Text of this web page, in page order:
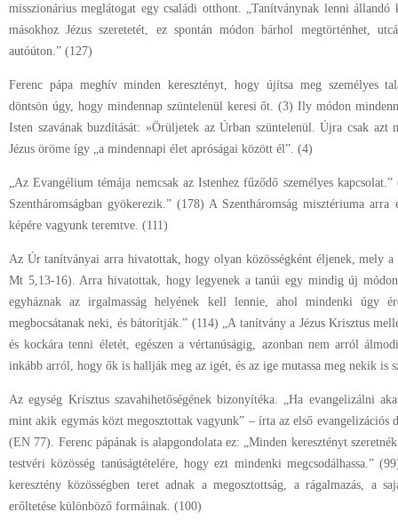
misszionárius meglátogat egy családi otthont. „Tanítványnak lenni
másokhoz Jézus szeretetét, ez spontán módon bárhol megtörténhet,
autóúton.” (127)
Ferenc pápa meghív minden keresztényt, hogy újítsa meg személyes
döntsön úgy, hogy mindennap szüntelenül keresi őt. (3) Ily módon
Isten szavának buzdítását: »Örüljetek az Úrban szüntelenül. Újra csak
Jézus öröme így „a mindennapi élet apróságai között él”. (4)
„Az Evangélium témája nemcsak az Istenhez fűződő személyes kapcsolat.”
Szentháromságban gyökerezik.” (178) A Szentháromság misztériuma
képére vagyunk teremtve. (111)
Az Úr tanítványai arra hivatottak, hogy olyan közösségként éljenek, mely
Mt 5,13-16). Arra hivatottak, hogy legyenek a tanúi egy mindig új módon
egyháznak az irgalmasság helyének kell lennie, ahol mindenki úgy
megbocsátanak neki, és bátorítják.” (114) „A tanítvány a Jézus Krisztus
és kockára tenni életét, egészen a vértanúságig, azonban nem arról
inkább arról, hogy ők is hallják meg az igét, és az ige mutassa meg nekik is
Az egység Krisztus szavahihetőségének bizonyítéka. „Ha evangelizálni
mint akik egymás közt megosztottak vagyunk” – írta az első evangelizációs
(EN 77). Ferenc pápának is alapgondolata ez: „Minden keresztényt
testvéri közösség tanúságtételére, hogy ezt mindenki megcsodálhassa.”
keresztény közösségben teret adnak a megosztottság, a rágalmazás, a
erőltetése különböző formáinak. (100)